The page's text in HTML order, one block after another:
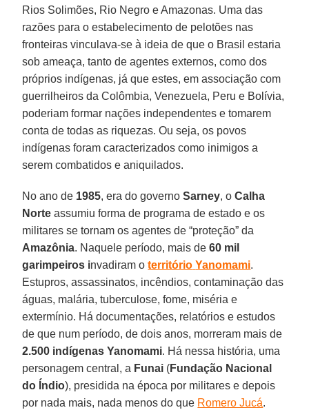
Rios Solimões, Rio Negro e Amazonas. Uma das
razões para o estabelecimento de pelotões nas
fronteiras vinculava-se à ideia de que o Brasil estaria
sob ameaça, tanto de agentes externos, como dos
próprios indígenas, já que estes, em associação com
guerrilheiros da Colômbia, Venezuela, Peru e Bolívia,
poderiam formar nações independentes e tomarem
conta de todas as riquezas. Ou seja, os povos
indígenas foram caracterizados como inimigos a
serem combatidos e aniquilados.
No ano de 1985, era do governoSarney, oCalha
Norte assumiu forma de programa de estado e os
militares se tornam os agentes de “proteção” da
Amazônia. Naquele período, mais de60 mil
garimpeiros invadiram oterritório Yanomami.
Estupros, assassinatos, incêndios, contaminação das
águas, malária, tuberculose, fome, miséria e
extermínio. Há documentações, relatórios e estudos
de que num período, de dois anos, morreram mais de
2.500 indígenas Yanomami. Há nessa história, uma
personagem central, a Funai (Fundação Nacional
do Índio), presidida na época por militares e depois
por nada mais, nada menos do que Romero Jucá.